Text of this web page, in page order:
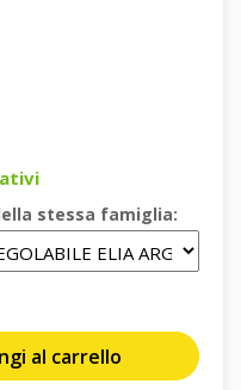
stessa famiglia:
al carrello